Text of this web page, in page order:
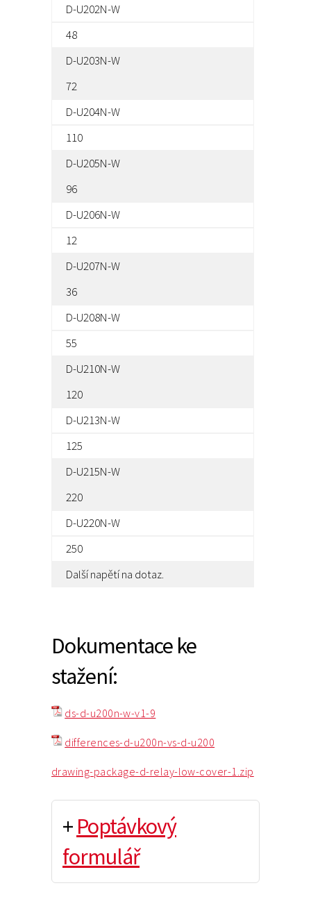
D-U202N-W
48
D-U203N-W
72
D-U204N-W
110
D-U205N-W
96
D-U206N-W
12
D-U207N-W
36
D-U208N-W
55
D-U210N-W
120
D-U213N-W
125
D-U215N-W
220
D-U220N-W
250
Další napětí na dotaz.
Dokumentace ke
stažení:
ds-d-u200n-w-v1-9
differences-d-u200n-vs-d-u200
drawing-package-d-relay-low-cover-1.zip
+ Poptávkový
formulář